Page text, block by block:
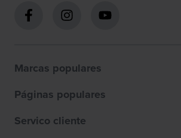
Marcas populares
Páginas populares
Servico cliente